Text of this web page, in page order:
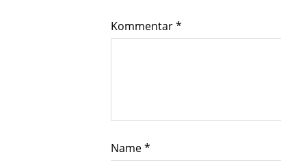
Kommentar*
Name*